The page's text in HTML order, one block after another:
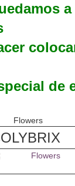
a
de